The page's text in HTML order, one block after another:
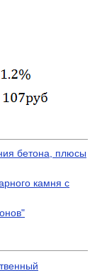
бетона, плюсы
камня с